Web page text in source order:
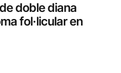
doble diana
fol·licular en